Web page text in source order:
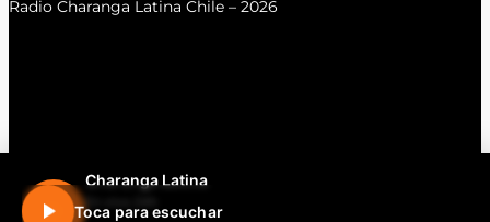
Charanga Latina
En vivo 24h
Toca para escuchar
Radio Charanga Latina Chile – 2026